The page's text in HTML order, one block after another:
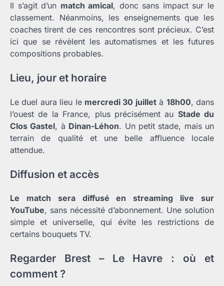
Il s’agit d’un match amical, donc sans impact sur le
classement. Néanmoins, les enseignements que les
coaches tirent de ces rencontres sont précieux. C’est
ici que se révèlent les automatismes et les futures
compositions probables.
Lieu, jour et horaire
Le duel aura lieu le mercredi 30 juilletà 18h00, dans
l’ouest de la France, plus précisément au Stade du
Clos Gastel, à Dinan-Léhon. Un petit stade, mais un
terrain de qualité et une belle affluence locale
attendue.
Diffusion et accès
Le match sera diffusé en streaming live sur
YouTube, sans nécessité d’abonnement. Une solution
simple et universelle, qui évite les restrictions de
certains bouquets TV.
Regarder Brest – Le Havre : où et
comment ?